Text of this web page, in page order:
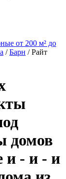
от 200 м² до
/Барн /Райт
домов
и - и - и